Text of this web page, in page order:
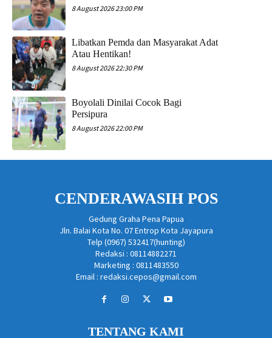
8 August 2026 23:00 PM
Libatkan Pemda dan Masyarakat Adat
Atau Hentikan!
8 August 2026 22:30 PM
Boyolali Dinilai Cocok Bagi
Persipura
8 August 2026 22:00 PM
CENDERAWASIH POS
Gedung Graha Pena Papua
Jln. Balai Kota No. 07 Entrop Kota Jayapura
Telp (0967) 532417(hunting)
Redaksi : 08114882271
Marketing : 0811483550
Email : redaksi.cepos@gmail.com
TENTANG KAMI